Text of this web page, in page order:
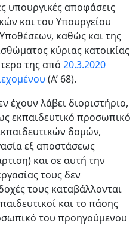
υπουργικές αποφάσεις
και του Υπουργείου
καθώς και της
κύριας κατοικίας
της από 20.3.2020
(Α’ 68).
έχουν λάβει διοριστήριο,
εκπαιδευτικό προσωπικό
δομών,
εξ αποστάσεως
και σε αυτή την
τους δεν
τους καταβάλλονται
και το πάσης
του προηγούμενου